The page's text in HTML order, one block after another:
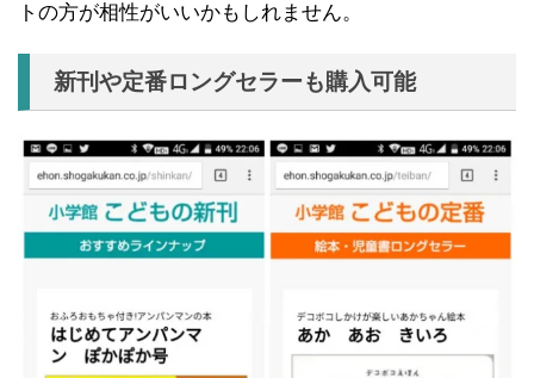
トの方が相性がいいかもしれません。
新刊や定番ロングセラーも購入可能